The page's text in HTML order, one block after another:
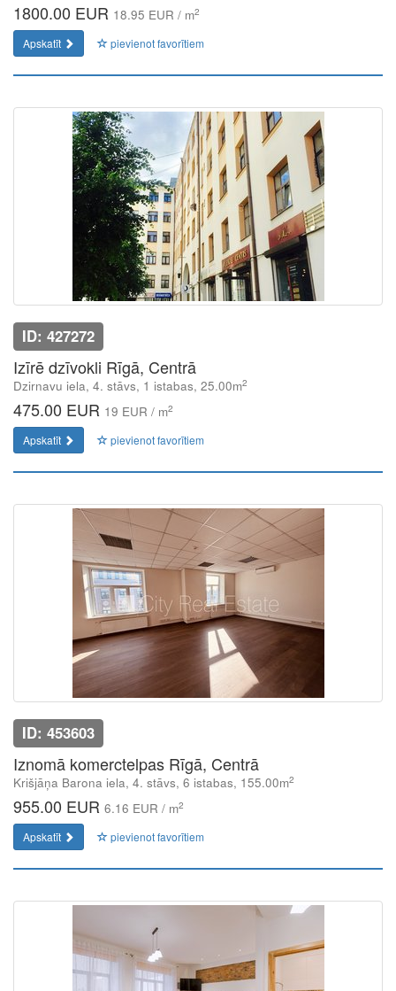
1800.00 EUR 18.95 EUR / m2
Apskatīt pievienot favorītiem
ID: 427272
Izīrē dzīvokli Rīgā, Centrā
Dzirnavu iela, 4. stāvs, 1 istabas, 25.00m2
475.00 EUR 19 EUR / m2
Apskatīt pievienot favorītiem
ID: 453603
Iznomā komerctelpas Rīgā, Centrā
Krišjāņa Barona iela, 4. stāvs, 6 istabas, 155.00m2
955.00 EUR 6.16 EUR / m2
Apskatīt pievienot favorītiem